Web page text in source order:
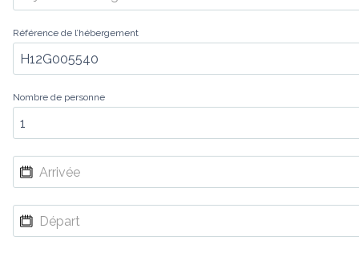
Référence de l’hébergement
Nombre de personne